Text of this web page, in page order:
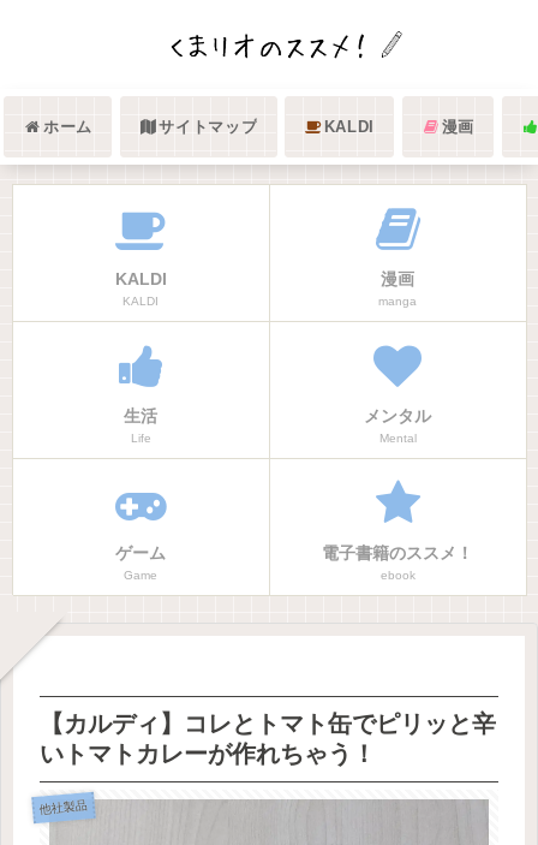
ホーム サイトマップ KALDI 漫画
KALDI
KALDI
漫画
manga
生活
Life
メンタル
Mental
ゲーム
Game
電子書籍のススメ！
ebook
【カルディ】コレとトマト缶でピリッと辛
いトマトカレーが作れちゃう！
他社製品